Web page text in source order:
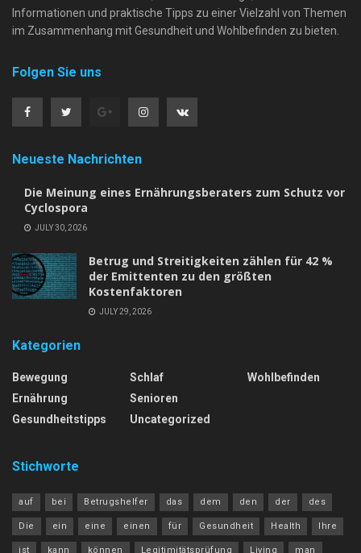
Informationen und praktische Tipps zu einer Vielzahl von Themen
im Zusammenhang mit Gesundheit und Wohlbefinden zu bieten.
Folgen Sie uns
Neueste Nachrichten
Die Meinung eines Ernährungsberaters zum Schutz vor
Cyclospora
JULY 30, 2026
Betrug und Streitigkeiten zählen für 42 %
der Emittenten zu den größten
Kostenfaktoren
JULY 29, 2026
Kategorien
Bewegung
Ernährung
Gesundheitstipps
Schlaf
Senioren
Uncategorized
Wohlbefinden
Stichworte
auf bei Betrugshelfer das dem den der des
Die ein eine einen für Gesundheit Health Ihre
ist kann können Legitimitätsprüfung Living man